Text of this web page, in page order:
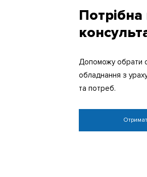
Допоможу обрати
обладнання з
та потреб.